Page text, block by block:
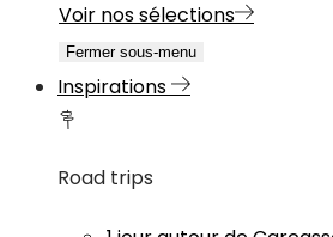
Voir nos sélections
Fermer sous-menu
Inspirations
Road trips